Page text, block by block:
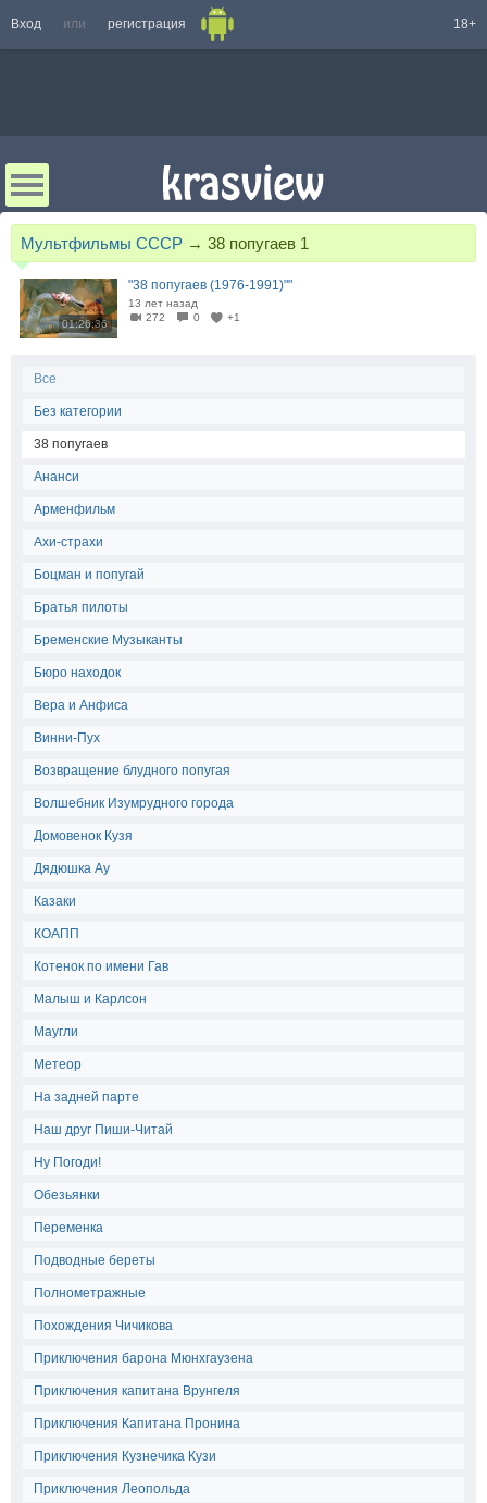
Вход или регистрация 18+
Мультфильмы СССР → 38 попугаев 1
01:26:36
"38 попугаев (1976-1991)""
13 лет назад
272
0 +1
Все
Без категории
38 попугаев
Ананси
Арменфильм
Ахи-страхи
Боцман и попугай
Братья пилоты
Бременские Музыканты
Бюро находок
Вера и Анфиса
Винни-Пух
Возвращение блудного попугая
Волшебник Изумрудного города
Домовенок Кузя
Дядюшка Ау
Казаки
КОАПП
Котенок по имени Гав
Малыш и Карлсон
Маугли
Метеор
На задней парте
Наш друг Пиши-Читай
Ну Погоди!
Обезьянки
Переменка
Подводные береты
Полнометражные
Похождения Чичикова
Приключения барона Мюнхгаузена
Приключения капитана Врунгеля
Приключения Капитана Пронина
Приключения Кузнечика Кузи
Приключения Леопольда